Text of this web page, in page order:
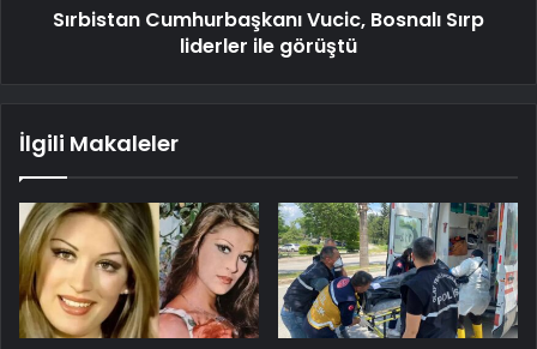
Sırbistan Cumhurbaşkanı Vucic, Bosnalı Sırp
liderler ile görüştü
İlgili Makaleler